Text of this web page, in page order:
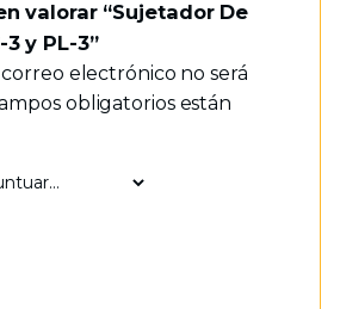
valorar “Sujetador De
y PL-3”
electrónico no será
obligatorios están